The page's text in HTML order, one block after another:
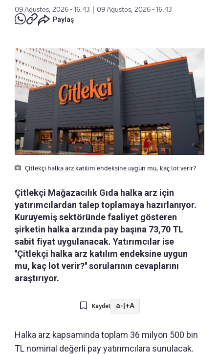
09 Ağustos, 2026 - 16:43
09 Ağustos, 2026 - 16:43
Paylaş
Çitlekçi halka arz katılım endeksine uygun mu, kaç lot verir?
Çitlekçi Mağazacılık Gıda halka arz için
yatırımcılardan talep toplamaya hazırlanıyor.
Kuruyemiş sektöründe faaliyet gösteren
şirketin halka arzında pay başına 73,70 TL
sabit fiyat uygulanacak. Yatırımcılar ise
''Çitlekçi halka arz katılım endeksine uygun
mu, kaç lot verir?'' sorularının cevaplarını
araştırıyor.
Kaydet a-|+A
Halka arz kapsamında toplam 36 milyon 500 bin
TL nominal değerli pay yatırımcılara sunulacak.